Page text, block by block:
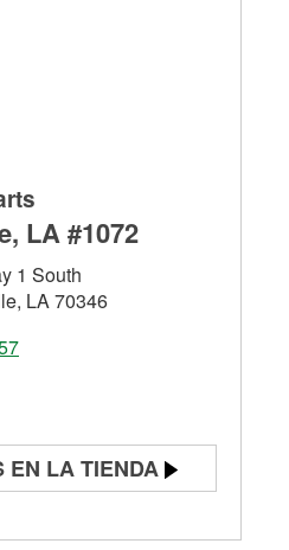
LA #1072
1 South
LA 70346
EN LA TIENDA